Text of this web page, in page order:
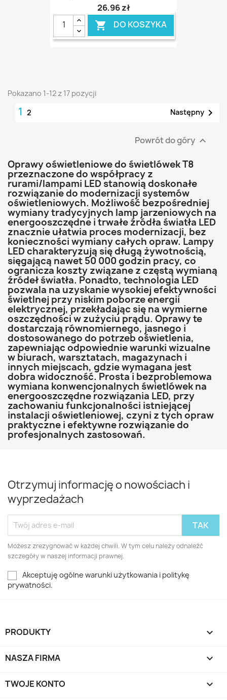
26,96 zł
 DO KOSZYKA
Pokazano 1-12 z 17 pozycji
1 2 Następny 
Powrót do góry 
Oprawy oświetleniowe do świetlówek T8
przeznaczone do współpracy z
rurami/lampami LED stanowią doskonałe
rozwiązanie do modernizacji systemów
oświetleniowych. Możliwość bezpośredniej
wymiany tradycyjnych lamp jarzeniowych na
energooszczędne i trwałe źródła światła LED
znacznie ułatwia proces modernizacji, bez
konieczności wymiany całych opraw. Lampy
LED charakteryzują się długą żywotnością,
sięgającą nawet 50 000 godzin pracy, co
ogranicza koszty związane z częstą wymianą
źródeł światła. Ponadto, technologia LED
pozwala na uzyskanie wysokiej efektywności
świetlnej przy niskim poborze energii
elektrycznej, przekładając się na wymierne
oszczędności w zużyciu prądu. Oprawy te
dostarczają równomiernego, jasnego i
dostosowanego do potrzeb oświetlenia,
zapewniając odpowiednie warunki wizualne
w biurach, warsztatach, magazynach i
innych miejscach, gdzie wymagana jest
dobra widoczność. Prosta i bezproblemowa
wymiana konwencjonalnych świetlówek na
energooszczędne rozwiązania LED, przy
zachowaniu funkcjonalności istniejącej
instalacji oświetleniowej, czyni z tych opraw
praktyczne i efektywne rozwiązanie do
profesjonalnych zastosowań.
Otrzymuj informację o nowościach i
wyprzedażach
Możesz zrezygnować w każdej chwili. W tym celu należy odnaleźć
szczegóły w naszej informacji prawnej.
Akceptuję ogólne warunki użytkowania i politykę
prywatności.
PRODUKTY 
NASZA FIRMA 
TWOJE KONTO 